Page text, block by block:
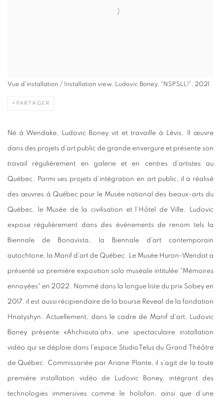
Vue d'installation / Installation view, Ludovic Boney, "NSPSLL!", 2021
PARTAGER
Né à Wendake, Ludovic Boney vit et travaille à Lévis. Il œuvre
dans des projets d’art public de grande envergure et présente son
travail régulièrement en galerie et en centres d’artistes au
Québec. Parmi ses projets d’intégration en art public, il a réalisé
des œuvres à Québec pour le Musée national des beaux-arts du
Québec, le Musée de la civilisation et l’Hôtel de Ville. Ludovic
expose régulièrement dans des événements de renom tels la
Biennale de Bonavista, la Biennale d'art contemporain
autochtone, la Manif d'art de Québec. Le Musée Huron-Wendat a
présenté sa première exposition solo muséale intitulée "Mémoires
ennoyées" en 2022. Nommé dans la longue liste du prix Sobey en
2017, il est aussi récipiendaire de la bourse Reveal de la fondation
Hnatyshyn. Actuellement, dans le cadre de Manif d'art, Ludovic
Boney présente«Ahchiouta’ah», une spectaculaire installation
vidéo qui se déploie dans l'espace StudioTelus du Grand Théâtre
de Québec. Commissariée par Ariane Plante, il s’agit de la toute
première installation vidéo de Ludovic Boney, intégrant des
technologies immersives comme le holofan, ainsi que d’une